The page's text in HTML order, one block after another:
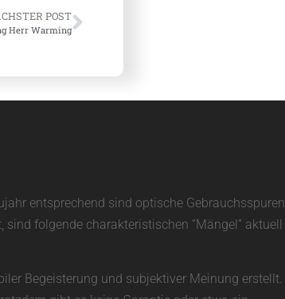
POST
Herr Warming
entsprechend sind optische Gebrauchsspuren
folgende charakteristischen “Mängel” aktuell
Begeisterung und subjektiver Meinung erstellt.